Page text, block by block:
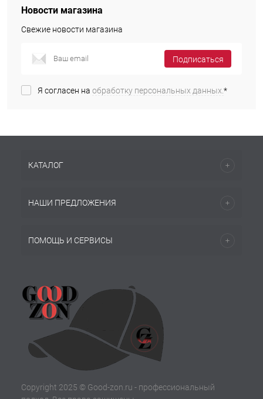
Новости магазина
Свежие новости магазина
Подписаться
Я согласен на обработку персональных данных.*
КАТАЛОГ
НАШИ ПРЕДЛОЖЕНИЯ
ПОМОЩЬ И СЕРВИСЫ
Copyright 2025 © Good-zon.ru - профессиональный